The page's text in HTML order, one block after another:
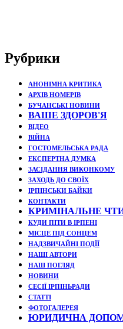
Рубрики
АНОНІМНА КРИТИКА
АРХІВ НОМЕРІВ
БУЧАНСЬКІ НОВИНИ
ВАШЕ ЗДОРОВ'Я
ВІДЕО
ВІЙНА
ГОСТОМЕЛЬСЬКА РАДА
ЕКСПЕРТНА ДУМКА
ЗАСІДАННЯ ВИКОНКОМУ
ЗАХОДЬ ДО СВОЇХ
ІРПІНСЬКИ БАЙКИ
КОНТАКТИ
КРИМІНАЛЬНЕ
КУДИ ПІТИ В ІРПЕНІ
МІСЦЕ ПІД СОНЦЕМ
НАДЗВИЧАЙНІ ПОДЇЇ
НАШІ АВТОРИ
НАШ ПОГЛЯД
НОВИНИ
СЕСІЇ ІРПІНЬРАДИ
СТАТТІ
ФОТОГАЛЕРЕЯ
ЮРИДИЧНА